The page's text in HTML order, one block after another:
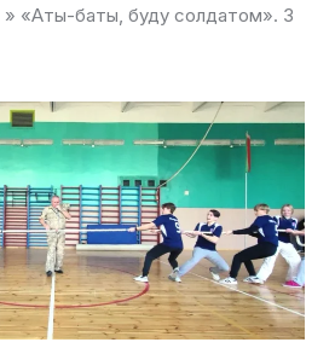
» «Аты-баты, буду солдатом». 3